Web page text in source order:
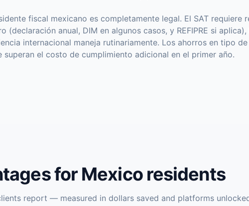
fiscal mexicano es completamente legal. El SAT requiere
anual, DIM en algunos casos, y REFIPRE si aplica),
internacional maneja rutinariamente. Los ahorros en tipo
el costo de cumplimiento adicional en el primer año.
for Mexicoresidents
report — measured in dollars saved and platforms